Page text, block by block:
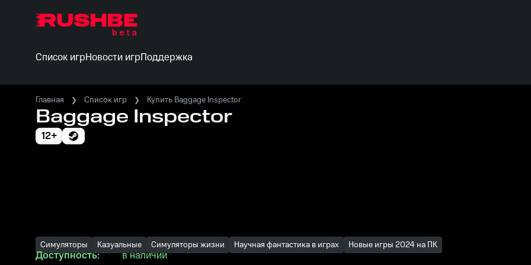
Список игрНовости игрПоддержка
Главная Список игр Купить Baggage Inspector
Baggage Inspector
12+
Симуляторы Казуальные Симуляторы жизни Научная фантастика в играх Новые игры 2024 на ПК
Доступность:
в наличии